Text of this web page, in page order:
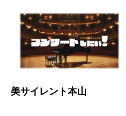
美サイレント本山